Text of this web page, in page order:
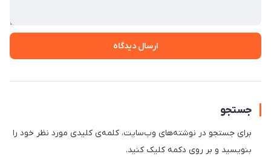
ارسال دیدگاه
جستجو
برای جستجو در نوشته‌های وب‌سایت، کلمه‌ی کلیدی مورد نظر خود را
بنویسید و بر روی دکمه کلیک کنید.